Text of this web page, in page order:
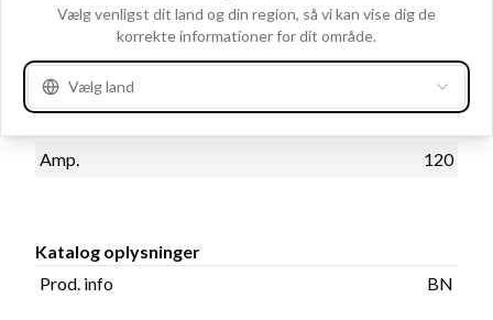
Produktinformation
Elektriske oplysninger
Amp.
120
Katalog oplysninger
Prod. info
BN
Vælg venligst dit land og din region, så vi kan vise dig de
korrekte informationer for dit område.
Vælg land